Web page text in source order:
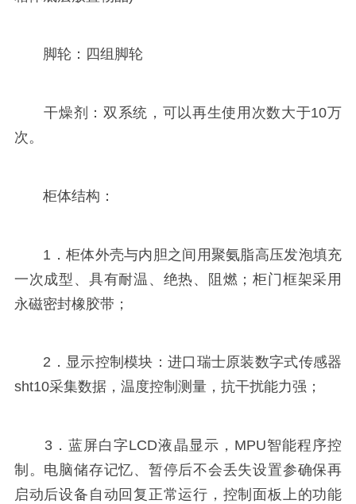
脚轮：四组脚轮
干燥剂：双系统，可以再生使用次数大于10万
次。
柜体结构：
1．柜体外壳与内胆之间用聚氨脂高压发泡填充
一次成型、具有耐温、绝热、阻燃；柜门框架采用
永磁密封橡胶带；
2．显示控制模块：进口瑞士原装数字式传感器
sht10采集数据，温度控制测量，抗干扰能力强；
3．蓝屏白字LCD液晶显示，MPU智能程序控
制。电脑储存记忆、暂停后不会丢失设置参确保再
启动后设备自动回复正常运行，控制面板上的功能